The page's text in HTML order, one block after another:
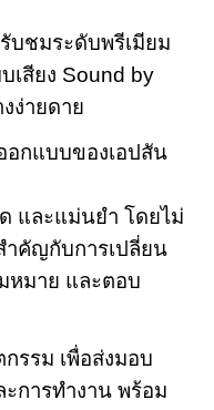
บชมระดับพรีเมียม
เสียง Sound by
ง่ายดาย
อกแบบของเอปสัน
และแม่นยำ โดยไม่
ำคัญกับการเปลี่ยน
หมาย และตอบ
รรม เพื่อส่งมอบ
การทำงาน พร้อม